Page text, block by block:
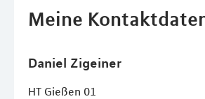
Meine
Daniel Zigeiner
HT Gießen 01